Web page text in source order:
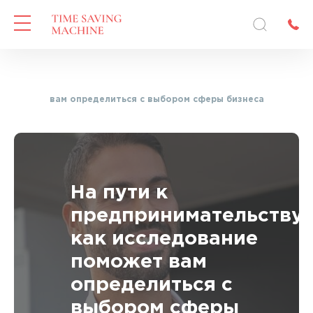
поможет вам определиться с выбором сферы бизнеса
На пути к
предпринимательству:
как исследование
поможет вам
определиться с
выбором сферы